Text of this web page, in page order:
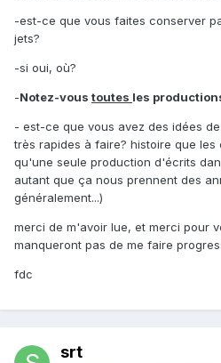
-est-ce que vous faites conserver
jets?
-si oui, où?
-Notez-vous toutes les
- est-ce que vous avez des idées
très rapides à faire? histoire que les
qu'une seule production d'écrits
autant que ça nous prennent des
généralement...)
merci de m'avoir lue, et merci pour
manqueront pas de me faire
fdc
srt